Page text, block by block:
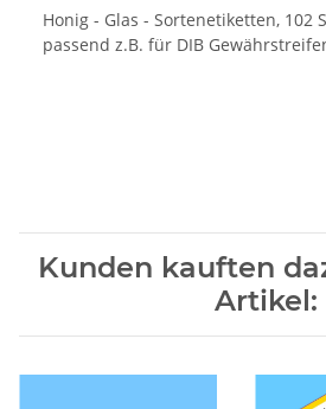
Honig - Glas - Sortenetiketten, 102
passend z.B. für DIB
Kunden kauften
Artikel: